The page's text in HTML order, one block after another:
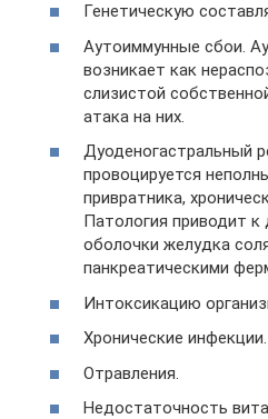
Генетическую
Аутоиммунные сбои.
возникает как
слизистой
атака на них.
Дуоденогастральный
провоцируется
привратника,
Патология приводит к
оболочки желудка
панкреатическими
Интоксикацию
Хронические инфекции.
Отравления.
Недостаточность